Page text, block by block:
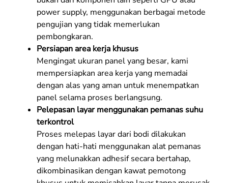
power supply, menggunakan berbagai metode
pengujian yang tidak memerlukan
pembongkaran.
Persiapan area kerja khusus
Mengingat ukuran panel yang besar, kami
mempersiapkan area kerja yang memadai
dengan alas yang aman untuk menempatkan
panel selama proses berlangsung.
Pelepasan layar menggunakan pemanas suhu
terkontrol
Proses melepas layar dari bodi dilakukan
dengan hati-hati menggunakan alat pemanas
yang melunakkan adhesif secara bertahap,
dikombinasikan dengan kawat pemotong